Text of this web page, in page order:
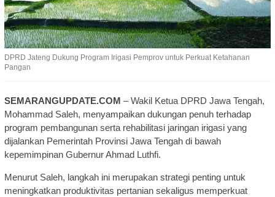
DPRD Jateng Dukung Program Irigasi Pemprov untuk Perkuat Ketahanan
Pangan
SEMARANGUPDATE.COM – Wakil Ketua DPRD Jawa Tengah,
Mohammad Saleh, menyampaikan dukungan penuh terhadap
program pembangunan serta rehabilitasi jaringan irigasi yang
dijalankan Pemerintah Provinsi Jawa Tengah di bawah
kepemimpinan Gubernur Ahmad Luthfi.
Menurut Saleh, langkah ini merupakan strategi penting untuk
meningkatkan produktivitas pertanian sekaligus memperkuat